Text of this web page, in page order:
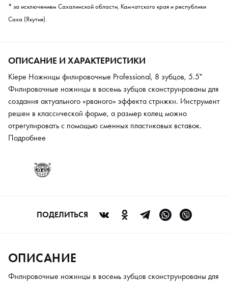
* за исключением Сахалинской области, Камчатского края и республики
Саха (Якутия).
ОПИСАНИЕ И ХАРАКТЕРИСТИКИ
Kiepe Ножницы филировочные Professional, 8 зубцов, 5.5"
Филировочные ножницы в восемь зубцов сконструированы для
создания актуального «рваного» эффекта стрижки. Инструмент
решен в классической форме, а размер колец можно
отрегулировать с помощью сменных пластиковых вставок.
Модель изготовлена из итальянской нержавеющей стали,
Подробнее
ПОДЕЛИТЬСЯ
ОПИСАНИЕ
Филировочные ножницы в восемь зубцов сконструированы для